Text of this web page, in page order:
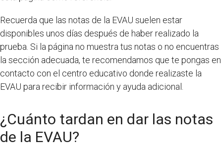
Recuerda que las notas de la EVAU suelen estar
disponibles unos días después de haber realizado la
prueba. Si la página no muestra tus notas o no encuentras
la sección adecuada, te recomendamos que te pongas en
contacto con el centro educativo donde realizaste la
EVAU para recibir información y ayuda adicional.
¿Cuánto tardan en dar las notas
de la EVAU?